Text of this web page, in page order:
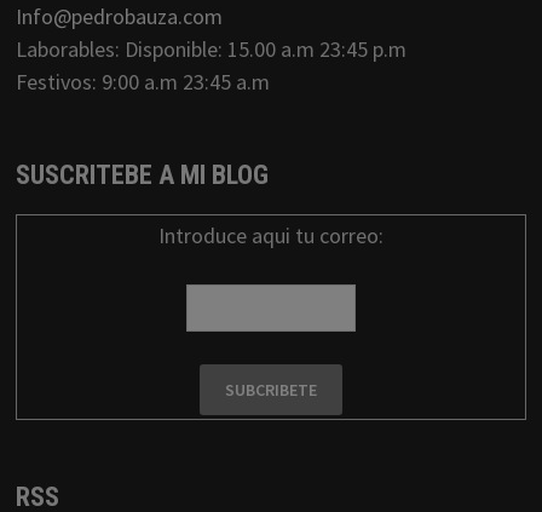
Info@pedrobauza.com
Laborables: Disponible: 15.00 a.m 23:45 p.m
Festivos: 9:00 a.m 23:45 a.m
SUSCRITEBE A MI BLOG
Introduce aqui tu correo:
RSS